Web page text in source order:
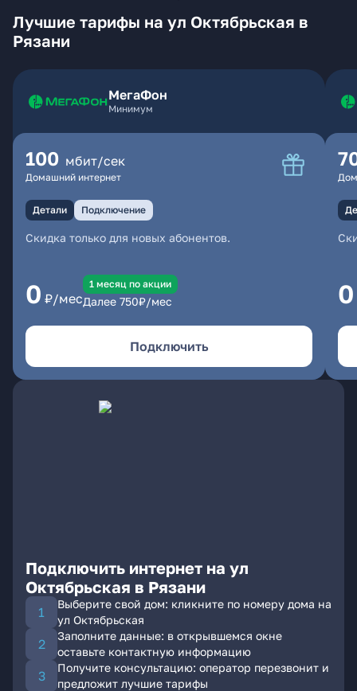
Лучшие тарифы на ул Октябрьская в
Рязани
МегаФон
Минимум
100 мбит/сек
Домашний интернет
Детали Подключение
Скидка только для новых абонентов.
0 ₽/мес
1 месяц по акции
Далее 750₽/мес
Подключить
0
Подключить интернет на ул
Октябрьская в Рязани
Выберите свой дом: кликните по номеру дома на
ул Октябрьская
Заполните данные: в открывшемся окне
оставьте контактную информацию
Получите консультацию: оператор перезвонит и
предложит лучшие тарифы